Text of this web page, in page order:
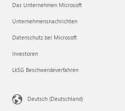
Das Unternehmen Microsoft
Unternehmensnachrichten
Datenschutz bei Microsoft
Investoren
LkSG Beschwerdeverfahren
Deutsch (Deutschland)